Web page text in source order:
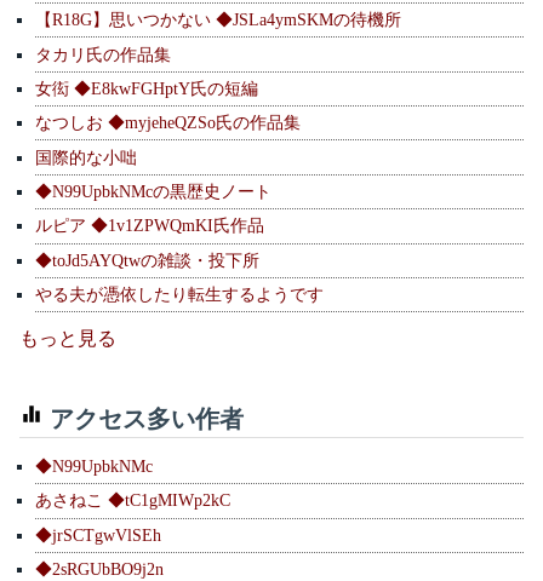
【R18G】思いつかない ◆JSLa4ymSKMの待機所
タカリ氏の作品集
女衒 ◆E8kwFGHptY氏の短編
なつしお ◆myjeheQZSo氏の作品集
国際的な小咄
◆N99UpbkNMcの黒歴史ノート
ルピア ◆1v1ZPWQmKI氏作品
◆toJd5AYQtwの雑談・投下所
やる夫が憑依したり転生するようです
もっと見る
アクセス多い作者
◆N99UpbkNMc
あさねこ ◆tC1gMIWp2kC
◆jrSCTgwVlSEh
◆2sRGUbBO9j2n